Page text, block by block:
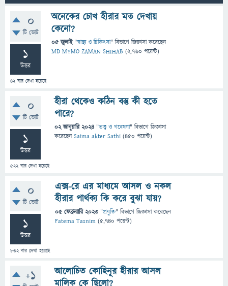
0
টি ভোট
1
উত্তর
42বার দেখা হয়েছে
অনেকের চোখ হীরার মত দেখায়
কেনো?
05 জুলাই "স্বাস্থ্য ও চিকিৎসা" বিভাগে জিজ্ঞাসাকরেছেন
MD MYMO ZAMAN SHIHAB (2,760 পয়েন্ট)
0
টি ভোট
1
উত্তর
522বার দেখা হয়েছে
হীরা থেকেও কঠিন বস্তু কী হতে
পারে?
02 জানুয়ারি 2024 "তত্ত্ব ও গবেষণা" বিভাগে জিজ্ঞাসা
করেছেনSaima akter Sathi (450 পয়েন্ট)
0
টি ভোট
1
উত্তর
832বার দেখা হয়েছে
এক্স-রে এর মাধ্যমে আসল ও নকল
হীরার পার্থক্য কি করে বুঝা যায়?
05 ফেব্রুয়ারি 2023 "প্রযুক্তি" বিভাগে জিজ্ঞাসাকরেছেন
Fatema Tasnim (5,740 পয়েন্ট)
+1
আলোচিত কোহিনূর হীরার আসল